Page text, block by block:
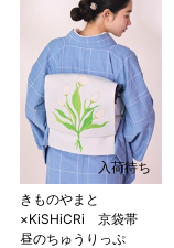
入荷待ち
きものやまと
×KiSHiCRi 京袋帯
昼のちゅうりっぷ